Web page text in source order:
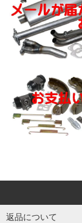
返品について